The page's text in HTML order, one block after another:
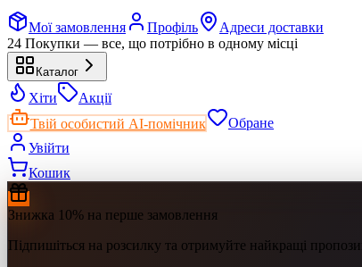
Мої замовлення Профіль
Адреси доставки
24 Покупки — все, що потрібно в одному місці
Каталог
Хіти
Акції
Твій особистий AI-помічник
Обране
Увійти
Кошик
Знижка 10% на перше замовлення
Підпишіться на розсилку та отримуйте найкращі